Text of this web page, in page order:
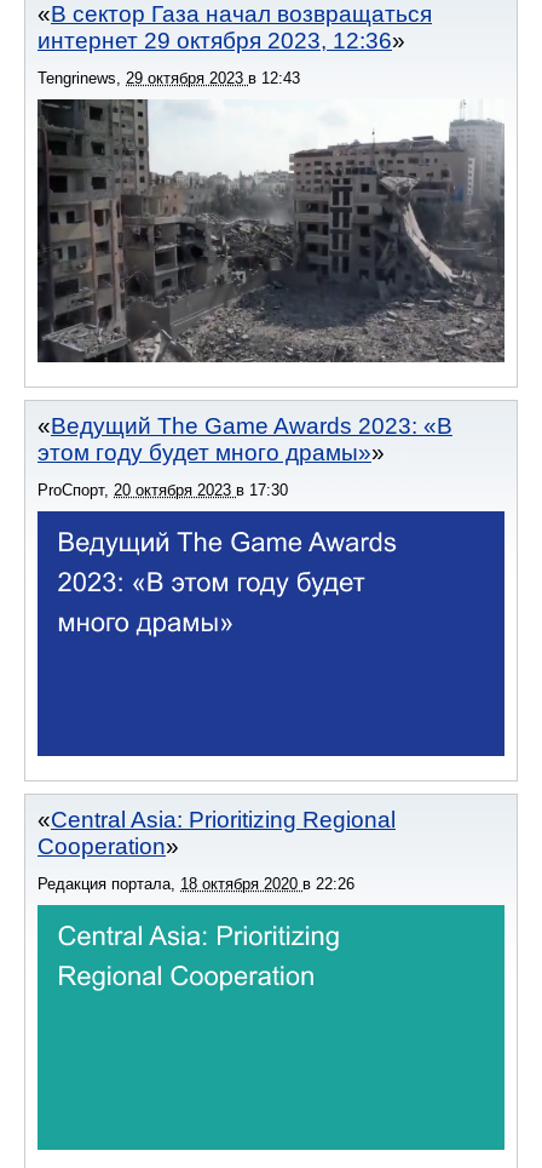
В сектор Газа начал возвращаться
интернет 29 октября 2023, 12:36
Tengrinews, 29 октября 2023 в 12:43
Ведущий The Game Awards 2023: «В
этом году будет много драмы»
ProСпорт, 20 октября 2023 в 17:30
Central Asia: Prioritizing Regional
Cooperation
Редакция портала 18 октября 2020 в 22:26